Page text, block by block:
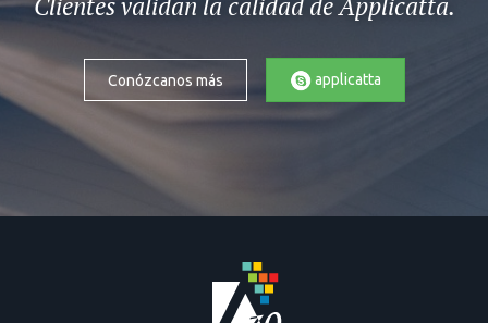
Conózcanos más applicatta